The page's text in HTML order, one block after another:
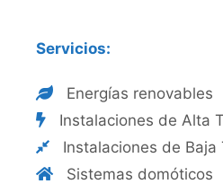
Servicios:
Energías renovables
Instalaciones de Alta
Instalaciones de Baja
Sistemas domóticos